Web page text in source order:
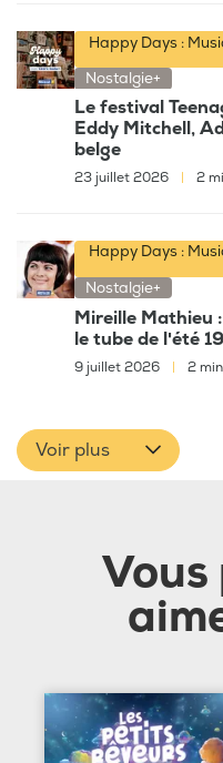
Happy Days :
Nostalgie+
Le festival
Eddy Mitchell,
belge
23 juillet 2026 2
Happy Days :
Nostalgie+
Mireille Mathieu
le tube de l'été
9 juillet 2026 2
Voir plus